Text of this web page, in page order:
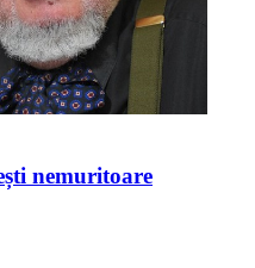
nemuritoare